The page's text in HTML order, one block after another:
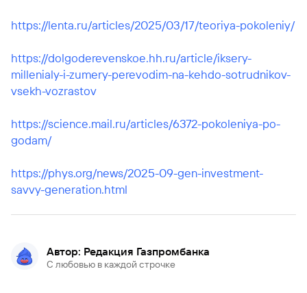
https://lenta.ru/articles/2025/03/17/teoriya-pokoleniy/
https://dolgoderevenskoe.hh.ru/article/iksery-
millenialy-i-zumery-perevodim-na-kehdo-sotrudnikov-
vsekh-vozrastov
https://science.mail.ru/articles/6372-pokoleniya-po-
godam/
https://phys.org/news/2025-09-gen-investment-
savvy-generation.html
Автор: Редакция Газпромбанка
С любовью в каждой строчке